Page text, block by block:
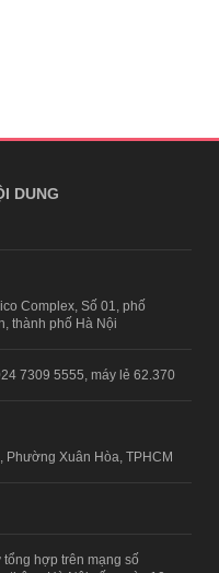
DUNG
Complex, Số 01, phố
thành phố Hà Nội
7309 5555, máy lẻ 62.370
Phường Xuân Hòa, TPHCM
hợp trên mạng số